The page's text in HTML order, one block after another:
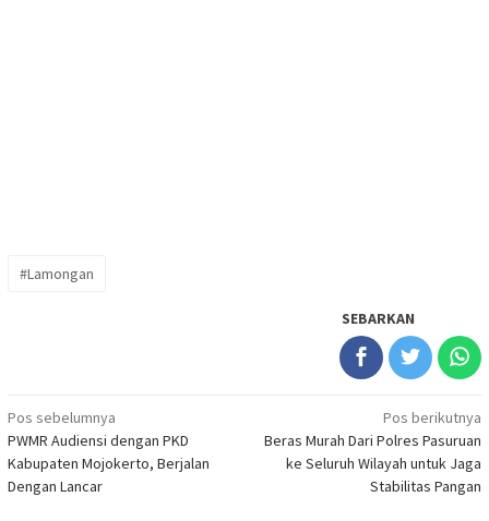
#Lamongan
SEBARKAN
Navigasi
pos
Pos sebelumnya
PWMR Audiensi dengan PKD
Kabupaten Mojokerto, Berjalan
Dengan Lancar
Pos berikutnya
Beras Murah Dari Polres Pasuruan
ke Seluruh Wilayah untuk Jaga
Stabilitas Pangan